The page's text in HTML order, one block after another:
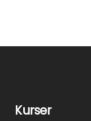
Kurser